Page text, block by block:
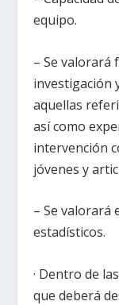
equipo.
– Se valorará
investigación
aquellas
así como
intervención
jóvenes y
– Se valorará
estadísticos.
· Dentro de
que deberá